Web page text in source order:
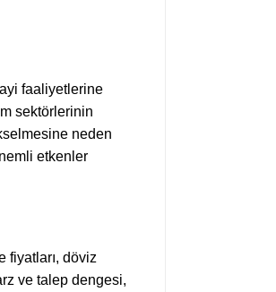
faaliyetlerine
sektörlerinin
neden
etkenler
fiyatları, döviz
ve talep dengesi,